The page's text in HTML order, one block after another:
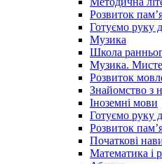
Розвиток
Готуємо руку
Музика
Школа
Музика.
Розвиток
Знайомство з
Іноземні мови
Готуємо руку
Розвиток
Початкові
Математика і